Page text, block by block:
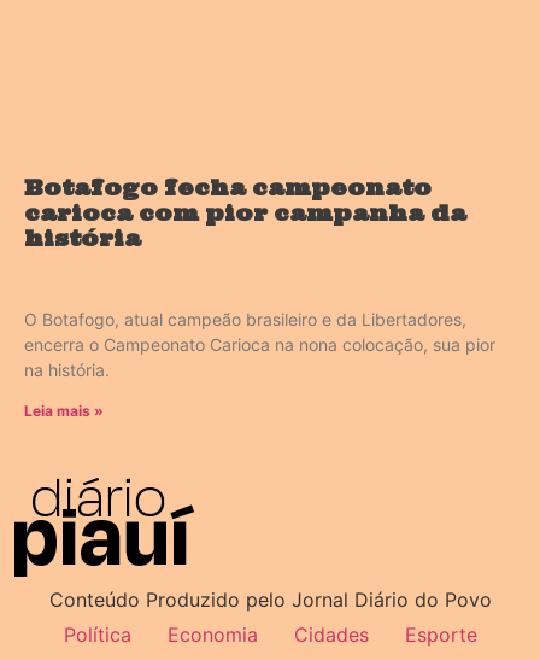
Botafogo fecha campeonato
carioca com pior campanha da
história
O Botafogo, atual campeão brasileiro e da Libertadores,
encerra o Campeonato Carioca na nona colocação, sua pior
na história.
Leia mais »
Conteúdo Produzido pelo Jornal Diário do Povo
Política
Economia Cidades
Esporte